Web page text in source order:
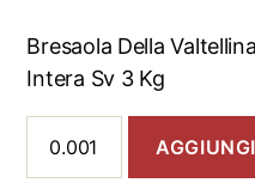
Bresaola Della
Intera Sv 3 Kg
Della
Valtellina